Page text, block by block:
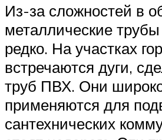
Из-за сложностей в
металлические
редко. На участках
встречаются дуги,
труб ПВХ. Они
применяются для
сантехнических